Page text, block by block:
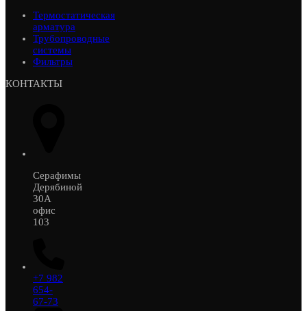
Термостатическая
арматура
Трубопроводные
системы
Фильтры
КОНТАКТЫ
Серафимы
Дерябиной
30А
офис
103
+7 982
654-
67-73